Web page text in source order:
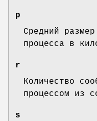
p
Средний
процесса в
r
Количество
процессом из
s